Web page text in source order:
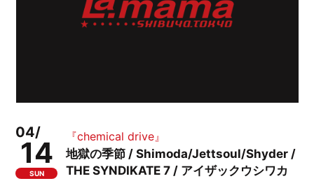
04/
14
SUN
『chemical drive』
地獄の季節 / Shimoda/Jettsoul/Shyder /
THE SYNDIKATE 7 / アイザックウシワカ